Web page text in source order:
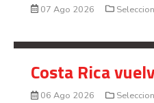
07 Ago 2026 Seleccion
Costa Rica
06 Ago 2026 Seleccion